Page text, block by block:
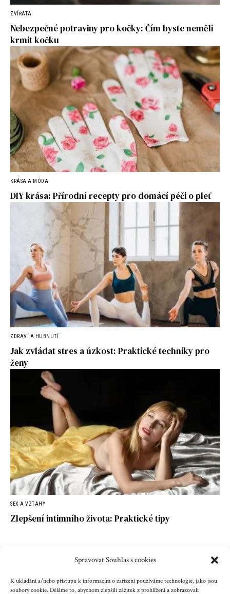
Spravovat Souhlas s cookies
K ukládání a/nebo přístupu k informacím o zařízení používáme technologie, jako jsou
soubory cookie. Děláme to, abychom zlepšili zážitek z prohlížení a zobrazovali
ZVÍŘATA
Nebezpečné potraviny pro kočky: Čím byste neměli
krmit kočku
KRÁSA A MÓDA
DIY krása: Přírodní recepty pro domácí péči o pleť
ZDRAVÍ A HUBNUTÍ
Jak zvládat stres a úzkost: Praktické techniky pro
ženy
SEX A VZTAHY
Zlepšení intimního života: Praktické tipy
Kontakt Reklama Cookies Ochrana údajů